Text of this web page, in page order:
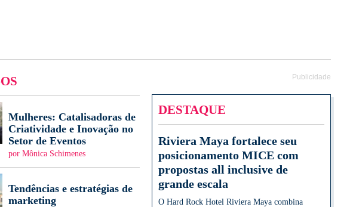
Mulheres: Catalisadoras de
Criatividade e Inovação no
Setor de Eventos
por Mônica Schimenes
Tendências e estratégias de
marketing
Publicidade
DESTAQUE
Riviera Maya fortalece seu
posicionamento MICE com
propostas all inclusive de
grande escala
O Hard Rock Hotel Riviera Maya combina